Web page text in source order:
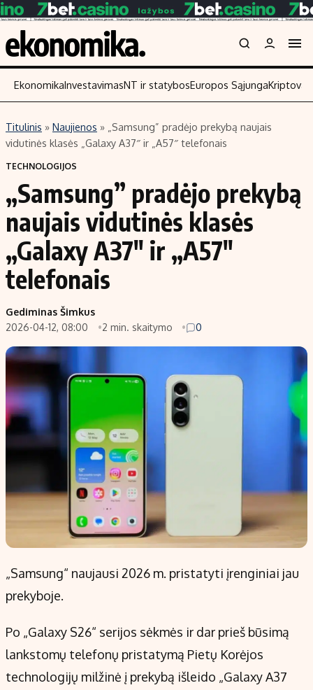
Turinys
Naujienos
Aplinka
Verslas
Energetika
Ekonomika
Politika
Skaitykite
Įmonės
Žemės ūkis
Technologijos
Laisvalaikis
Investavimas
Akcijų rinka
Saulės elektrinės
Kriptovaliutos
Nedarbo išmokos skaičiuoklė
Indėliai
Indėlių skaičiuoklė
Būsto finansai
Redakcija
Apie mus
Redakcijos politika
Privatumo politika
Kontaktai
Regionų naujienos
Indėlių palūkanos
EkonomikaInvestavimasNT ir statybosEuropos Sąjunga
Titulinis » Naujienos »
„Samsung” pradėjo prekybą naujais
vidutinės klasės „Galaxy A37″ ir „A57″ telefonais
TECHNOLOGIJOS
„Samsung” pradėjo prekybą
naujais vidutinės klasės
„Galaxy A37″ ir „A57″
telefonais
Gediminas Šimkus
2026-04-12, 08:00
2 min. skaitymo 0
„Samsung“ naujausi 2026 m. pristatyti įrenginiai jau
prekyboje.
Po „Galaxy S26“ serijos sėkmės ir dar prieš būsimą
lankstomų telefonų pristatymą Pietų Korėjos
technologijų milžinė į prekybą išleido „Galaxy A37